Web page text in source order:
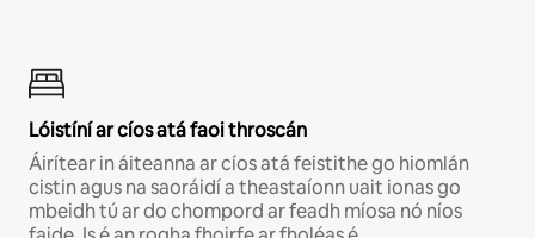
Lóistíní ar cíos atá faoi throscán
Áirítear in áiteanna ar cíos atá feistithe go hiomlán
cistin agus na saoráidí a theastaíonn uait ionas go
mbeidh tú ar do chompord ar feadh míosa nó níos